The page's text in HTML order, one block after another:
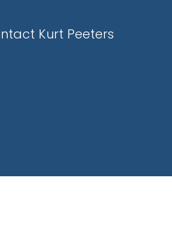
Kurt Peeters